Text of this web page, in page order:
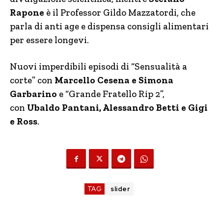
Rapone è il Professor Gildo Mazzatordi, che
parla di anti age e dispensa consigli alimentari
per essere longevi.
Nuovi imperdibili episodi di “Sensualità a
corte” con Marcello Cesena e Simona
Garbarino e “Grande Fratello Rip 2”,
con Ubaldo Pantani, Alessandro Betti e Gigi
e Ross.
TAG slider